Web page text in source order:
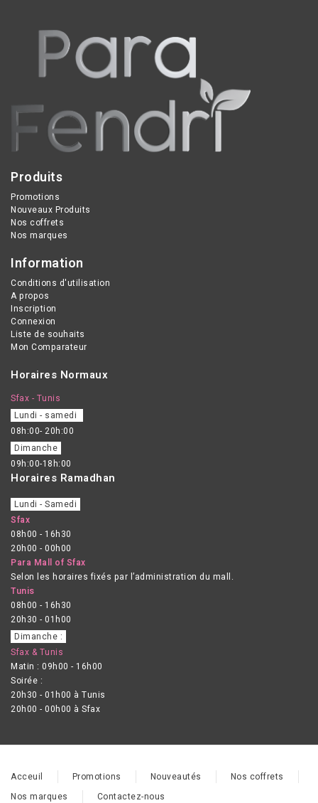
vitamine C et en zinc qui
a un rôle primordial pour
la santé et
particulièrement le
système immunitaire.
Contenance : 60
GUMMIES. Goût Cerise
Pot avec sécurité enfant.
Produits
Promotions
Nouveaux Produits
Nos coffrets
Nos marques
Information
Conditions d'utilisation
A propos
Inscription
Connexion
Liste de souhaits
Mon Comparateur
Horaires Normaux
Sfax - Tunis
Lundi - samedi
08h:00- 20h:00
Dimanche
09h:00-18h:00
Horaires Ramadhan
Lundi - Samedi
Sfax
08h00 - 16h30
20h00 - 00h00
Para Mall of Sfax
Selon les horaires fixés par l’administration du mall.
Tunis
08h00 - 16h30
20h30 - 01h00
Dimanche :
Sfax & Tunis
Matin : 09h00 - 16h00
Soirée :
20h30 - 01h00 à Tunis
20h00 - 00h00 à Sfax
Acceuil Promotions Nouveautés
Nos coffrets
Nos marques
Contactez-nous